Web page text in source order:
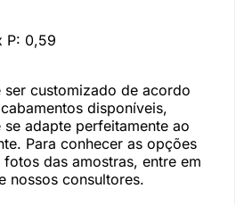
P: 0,59
customizado de acordo
disponíveis,
adapte perfeitamente ao
Para conhecer as opções
das amostras, entre em
nossos consultores.